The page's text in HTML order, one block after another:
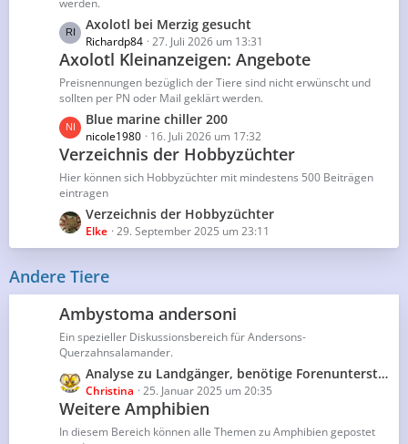
g
e
e
B
e
i
t
ä
g
e
werden.
L
e
t
z
t
e
B
e
i
t
ä
Axolotl bei Merzig gesucht
Richardp84 27. Juli 2026 um 13:31
Axolotl Kleinanzeigen: Angebote
Preisnennungen bezüglich der Tiere sind nicht erwünscht und
sollten per PN oder Mail geklärt werden.
L
e
t
z
t
e
B
e
t
ä
g
e
Blue marine chiller 200
nicole1980 16. Juli 2026 um 17:32
Verzeichnis der Hobbyzüchter
Hier können sich Hobbyzüchter mit mindestens 500 Beiträgen
eintragen
L
e
t
t
e
B
e
i
t
r
ä
g
Verzeichnis der Hobbyzüchter
Elke 29. September 2025 um 23:11
Andere Tiere
Ambystoma andersoni
Ein spezieller Diskussionsbereich für Andersons-
Querzahnsalamander.
L
e
t
z
Analyse zu Landgänger, benötige Forenunterstützung
Christina 25. Januar 2025 um 20:35
Weitere Amphibien
In diesem Bereich können alle Themen zu Amphibien gepostet